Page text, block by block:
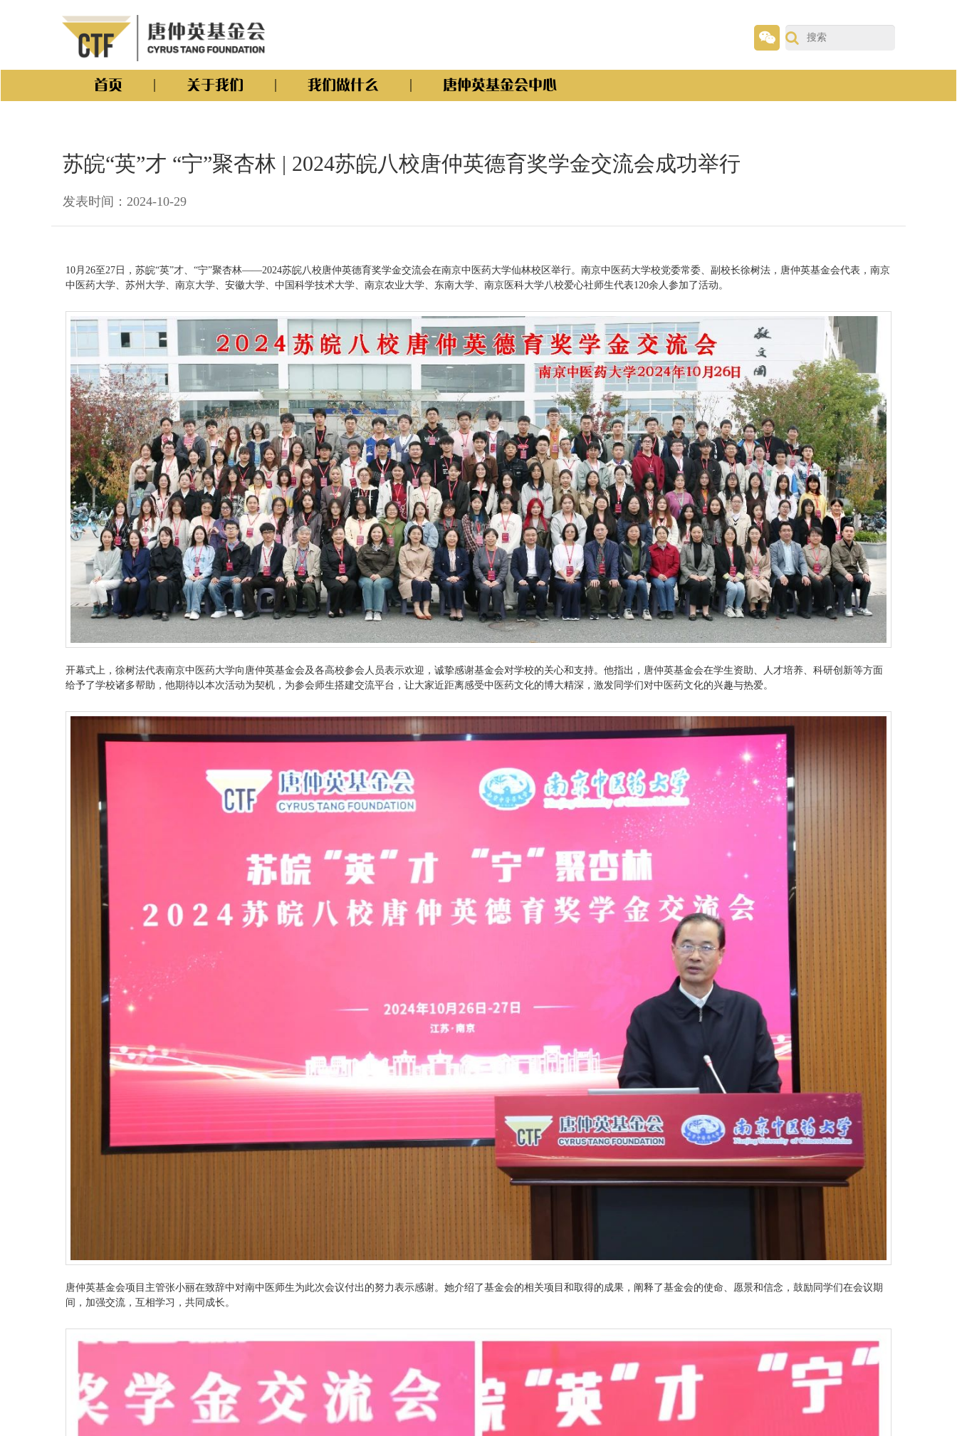
首页 关于我们 我们做什么 唐仲英基金会中心
苏皖“英”才 “宁”聚杏林 | 2024苏皖八校唐仲英德育奖学金交流会成功举行
发表时间：2024-10-29
10月26至27日，苏皖“英”才、“宁”聚杏林——2024苏皖八校唐仲英德育奖学金交流会在南京中医药大学仙林校区举行。南京中医药大学校党委常委、副校长徐树法，唐仲英基金会代表，南京
中医药大学、苏州大学、南京大学、安徽大学、中国科学技术大学、南京农业大学、东南大学、南京医科大学八校爱心社师生代表120余人参加了活动。
开幕式上，徐树法代表南京中医药大学向唐仲英基金会及各高校参会人员表示欢迎，诚挚感谢基金会对学校的关心和支持。他指出，唐仲英基金会在学生资助、人才培养、科研创新等方面
给予了学校诸多帮助，他期待以本次活动为契机，为参会师生搭建交流平台，让大家近距离感受中医药文化的博大精深，激发同学们对中医药文化的兴趣与热爱。
唐仲英基金会项目主管张小丽在致辞中对南中医师生为此次会议付出的努力表示感谢。她介绍了基金会的相关项目和取得的成果，阐释了基金会的使命、愿景和信念，鼓励同学们在会议期
间，加强交流，互相学习，共同成长。